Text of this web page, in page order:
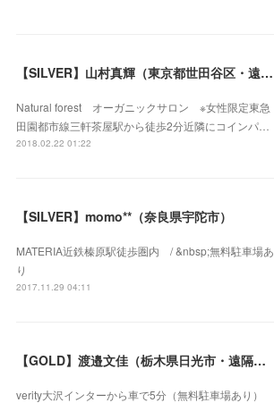
【SILVER】山村真輝（東京都世田谷区・遠隔セラピー可）
Natural forest オーガニックサロン ※女性限定東急
田園都市線三軒茶屋駅から徒歩2分近隣にコインパ…
2018.02.22 01:22
【SILVER】momo**（奈良県宇陀市）
MATERIA近鉄榛原駅徒歩圏内 / &nbsp;無料駐車場あ
り
2017.11.29 04:11
【GOLD】渡邉文佳（栃木県日光市・遠隔セラピー可）
verity大沢インターから車で5分（無料駐車場あり）